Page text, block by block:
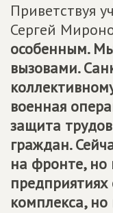
Приветствуя
Сергей
особенным.
вызовами.
военная
защита
граждан.
на фронте, но
комплекса,